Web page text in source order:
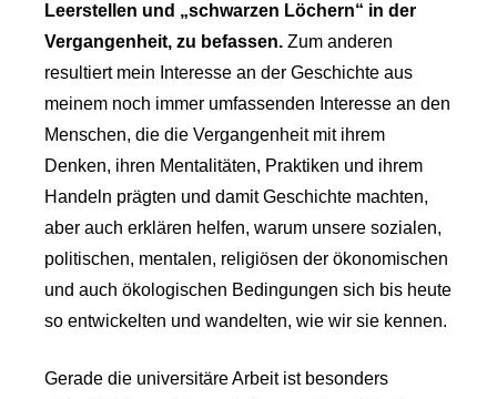
Leerstellen und „schwarzen Löchern“ in der
Vergangenheit, zu befassen. Zum anderen
resultiert mein Interesse an der Geschichte aus
meinem noch immer umfassenden Interesse an den
Menschen, die die Vergangenheit mit ihrem
Denken, ihren Mentalitäten, Praktiken und ihrem
Handeln prägten und damit Geschichte machten,
aber auch erklären helfen, warum unsere sozialen,
politischen, mentalen, religiösen der ökonomischen
und auch ökologischen Bedingungen sich bis heute
so entwickelten und wandelten, wie wir sie kennen.
Gerade die universitäre Arbeit ist besonders